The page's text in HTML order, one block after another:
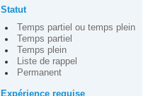
Statut
Temps partiel ou temps plein
Temps partiel
Temps plein
Liste de rappel
Permanent
Expérience requise